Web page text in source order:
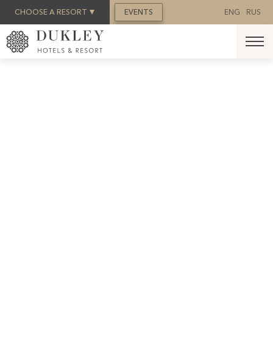
CHOOSE A RESORT EVENTS ENG RUS